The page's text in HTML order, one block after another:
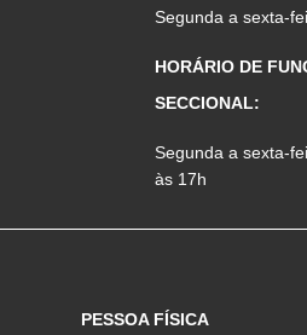
Segunda a sexta-
HORÁRIO DE
SECCIONAL:
Segunda a sexta-
às 17h
PESSOA FÍSICA